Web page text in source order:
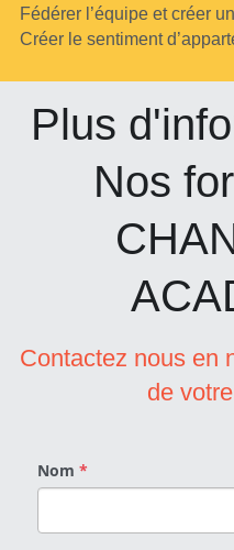
Fédérer l’équipe et créer
Créer le sentiment
Plus
Nos
Contactez nous en
de
Nom *